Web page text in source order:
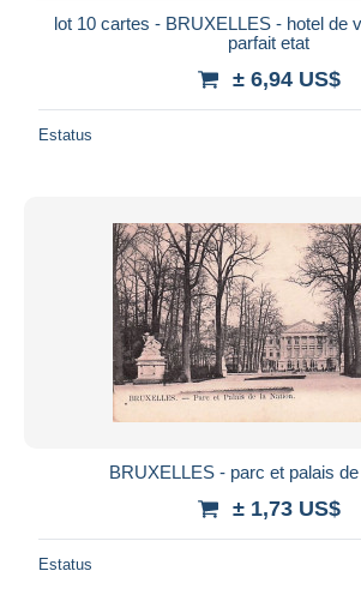
lot 10 cartes - BRUXELLES - hotel de
parfait etat
± 6,94 US$
Estatus
BRUXELLES - parc et palais
± 1,73 US$
Estatus